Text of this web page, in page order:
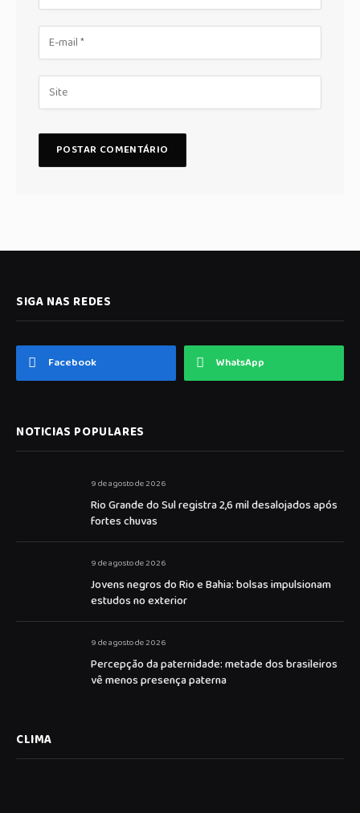
SIGA NAS REDES
Facebook WhatsApp
NOTICIAS POPULARES
9 de agosto de 2026
Rio Grande do Sul registra 2,6 mil desalojados após
fortes chuvas
9 de agosto de 2026
Jovens negros do Rio e Bahia: bolsas impulsionam
estudos no exterior
9 de agosto de 2026
Percepção da paternidade: metade dos brasileiros
vê menos presença paterna
CLIMA